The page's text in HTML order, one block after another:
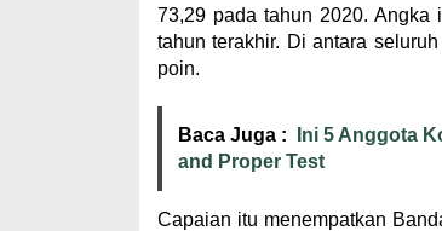
73,29 pada tahun 2020. Angka
tahun terakhir. Di antara
poin.
Baca Juga :
Ini 5 Anggota
and Proper Test
Capaian itu menempatkan